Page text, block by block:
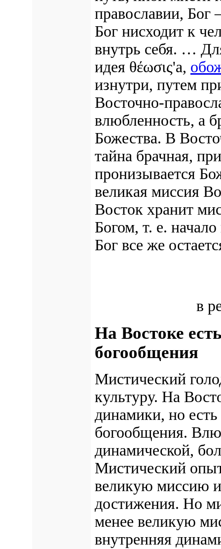
православии, Бог
Бог нисходит к
внутрь себя. …
идея θέωσις'а,
изнутри, путем
Восточно-
влюбленность, а
Божества. В
тайна брачная,
пронизывается
великая миссия
Восток хранит
Богом, т. e.
Бог все же
в
На Востоке
богообщения
Мистический
культуру. На
динамики, но
богообщения.
динамической,
Мистический
великую миссию и
достижения. Но
менее великую
внутренняя